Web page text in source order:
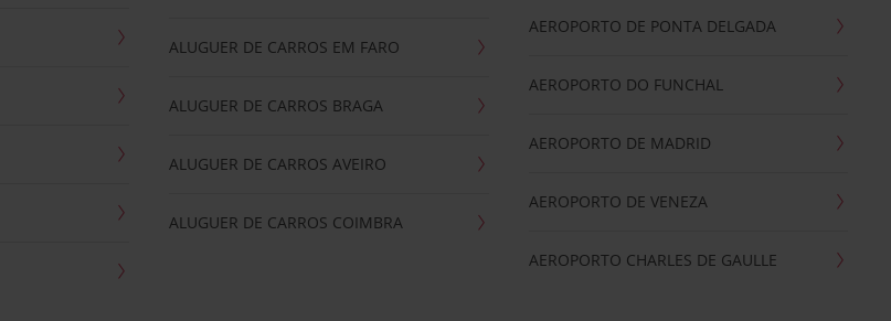
ALUGUER DE CARROS EM FARO
ALUGUER DE CARROS BRAGA
ALUGUER DE CARROS AVEIRO
ALUGUER DE CARROS COIMBRA
AEROPORTO DE PONTA DELGADA
AEROPORTO DO FUNCHAL
AEROPORTO DE MADRID
AEROPORTO DE VENEZA
AEROPORTO CHARLES DE GAULLE